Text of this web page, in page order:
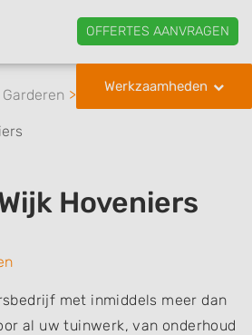
OFFERTES AANVRAGEN
Werkzaamheden
Garderen
Hoveniers
met inmiddels meer dan
al uw tuinwerk, van onderhoud